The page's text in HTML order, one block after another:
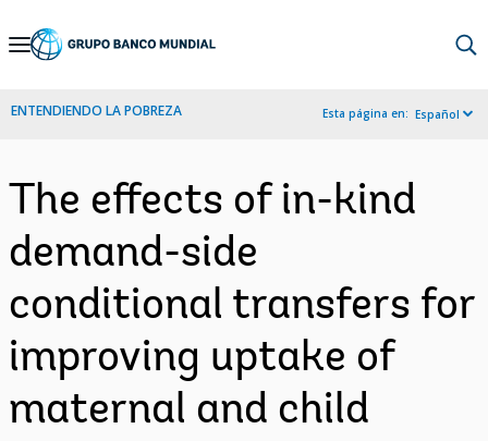
Skip
Navigation
ENTENDIENDO LA POBREZA Esta página en: Español
The effects of in-kind
demand-side
conditional transfers for
improving uptake of
maternal and child